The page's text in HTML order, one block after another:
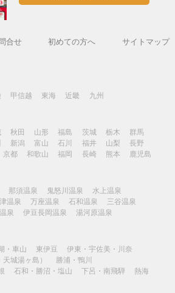
合せ 初めての方へ
サイトマップ
甲信越 東海 近畿 九州
秋田 山形 福島 茨城 栃木
群馬
新潟 富山 石川 福井 山梨
長野
京都 和歌山 福岡 長崎 熊本 鹿児島
那須温泉 鬼怒川温泉
水上温泉
温泉 万座温泉 石和温泉
三谷温泉
泉 伊豆長岡温泉 湯河原温泉
・車山 東伊豆
伊東・宇佐美・川奈
城湯ヶ島）
勝浦・鴨川
石和・勝沼・塩山 下呂・南飛騨 熱海